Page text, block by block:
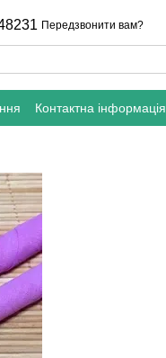
Передзвонити вам?
Контактна інформація